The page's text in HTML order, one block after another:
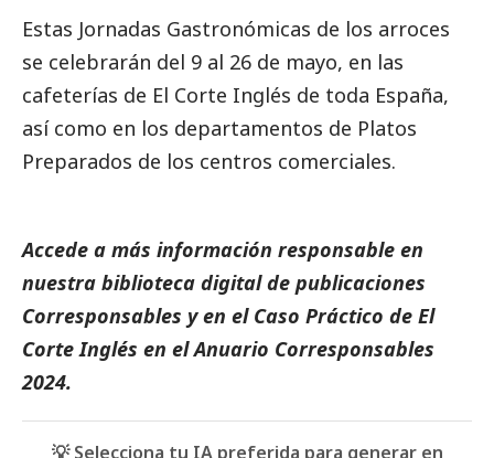
Estas Jornadas Gastronómicas de los arroces
se celebrarán del 9 al 26 de mayo, en las
cafeterías de El Corte Inglés de toda España,
así como en los departamentos de Platos
Preparados de los centros comerciales.
Accede a más información responsable en
nuestra biblioteca digital de publicaciones
Corresponsables y en el Caso Práctico de El
Corte Inglés en elAnuario Corresponsables
2024.
💡 Selecciona tu IA preferida para generar en